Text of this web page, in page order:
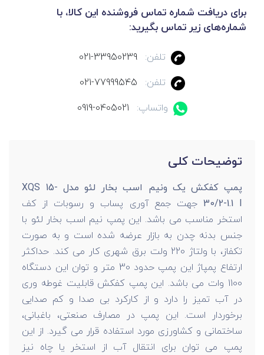
برای دریافت شماره تماس فروشنده این کالا، با
شماره‌های زیر تماس بگیرید:
تلفن:
021-33950239
تلفن:
021-77999545
واتساپ:
0919-0405021
توضیحات کلی
پمپ کفکش یک ونیم اسب بخار لئو مدل XQS 15-
30/2-1.1 I جهت جمع آوری پساب و رسوبات از کف
استخر مناسب می باشد. این پمپ نیم اسب بخار لئو با
جنس بدنه چدن به بازار عرضه شده است و به صورت
تکفاز، با ولتاژ 220 ولت برق شهری کار می کند. حداکثر
ارتفاع پمپاژ این پمپ حدود 30 متر و توان این دستگاه
1100 وات می باشد. این پمپ کفکش قابلیت غوطه وری
در آب تمیز را دارد و از کارکرد بی صدا و کم صدایی
برخوردار است. این پمپ در مصارف صنعتی، باغبانی،
ساختمانی و کشاورزی مورد استفاده قرار می گیرد. از این
پمپ می توان برای انتقال آب از استخر یا چاه نیز